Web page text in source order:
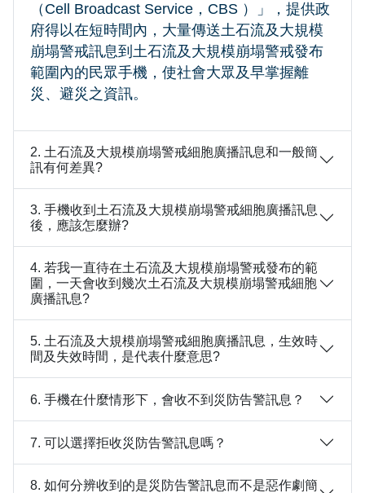
（Cell Broadcast Service，CBS ）」，提供政
府得以在短時間內，大量傳送土石流及大規模
崩塌警戒訊息到土石流及大規模崩塌警戒發布
範圍內的民眾手機，使社會大眾及早掌握離
災、避災之資訊。
2. 土石流及大規模崩塌警戒細胞廣播訊息和一般簡
訊有何差異?
3. 手機收到土石流及大規模崩塌警戒細胞廣播訊息
後，應該怎麼辦?
4. 若我一直待在土石流及大規模崩塌警戒發布的範
圍，一天會收到幾次土石流及大規模崩塌警戒細胞
廣播訊息?
5. 土石流及大規模崩塌警戒細胞廣播訊息，生效時
間及失效時間，是代表什麼意思?
6. 手機在什麼情形下，會收不到災防告警訊息？
7. 可以選擇拒收災防告警訊息嗎？
8. 如何分辨收到的是災防告警訊息而不是惡作劇簡